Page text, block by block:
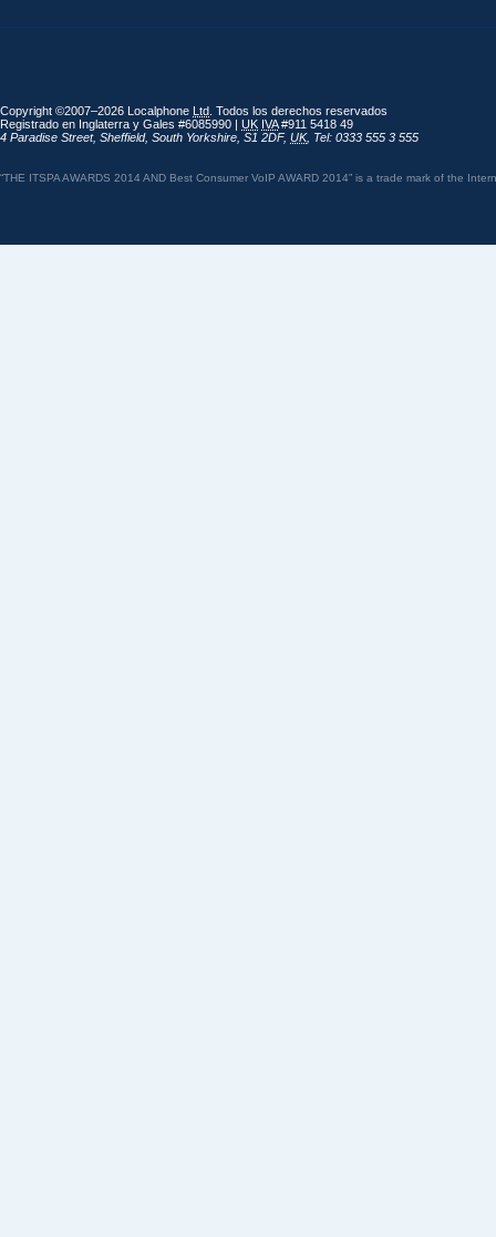
Copyright ©2007–2026 Localphone Ltd . Todos los derechos reservados
Registrado en Inglaterra y Gales #6085990 | UK IVA#911 5418 49
4 Paradise Street, Sheffield, South Yorkshire S1 2DF, UK, Tel: 0333 555 3 555
“THE ITSPA AWARDS 2014 AND Best Consumer VoIP AWARD 2014” is a trade mark of the